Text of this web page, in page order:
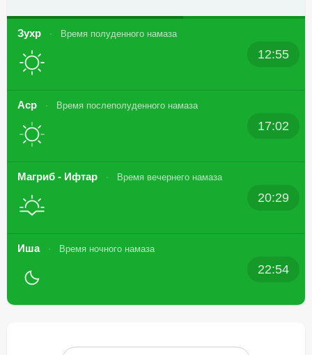
Зухр Время полуденного намаза
12:55
Аср Время послеполуденного намаза
17:02
Магриб - Ифтар Время вечернего намаза
20:29
Иша Время ночного намаза
22:54